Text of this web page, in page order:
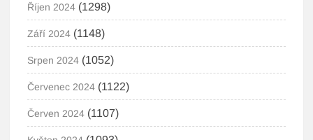
Říjen 2024 (1298)
Září 2024 (1148)
Srpen 2024 (1052)
Červenec 2024 (1122)
Červen 2024 (1107)